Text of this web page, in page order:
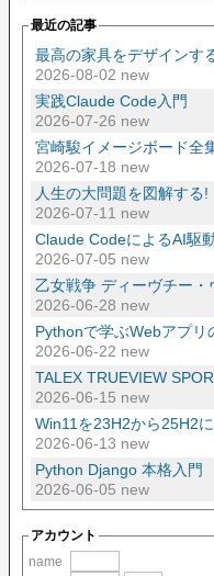
最近の記事
最高の家具をデザインす
2026-08-02 new
実践Claude Code入門
2026-07-26 new
宮崎駿イメージボード全
2026-07-18 new
人生の大問題を図解する!
2026-07-11 new
Claude CodeによるAI駆
2026-07-05 new
乙女戦争 ディーヴチー・
2026-06-28 new
Pythonで学ぶWebアプ
2026-06-22 new
TALEX TRUEVIEW
2026-06-15 new
Win11を23H2から25H2
2026-06-13 new
Python Django 本格入門
2026-06-05 new
アカウント
name